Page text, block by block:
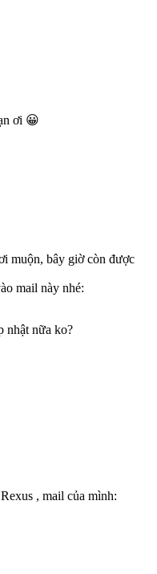
ơi 😀
muộn, bây giờ còn được
mail này nhé:
nhật nữa ko?
, mail của mình: